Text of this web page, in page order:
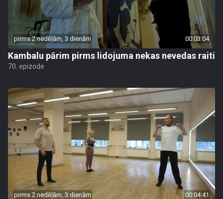
pirms 2 nedēļām, 3 dienām 00:03:04
Kambalu pārim pirms lidojuma nekas nevedas raiti
70. epizode
pirms 2 nedēļām, 3 dienām 00:04:41